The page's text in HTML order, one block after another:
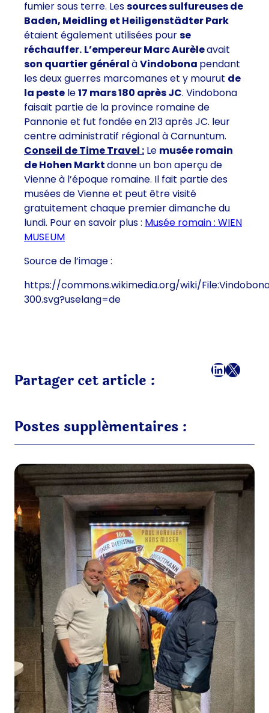
fumier sous terre. Lessources sulfureuses de
Baden, Meidling et Heiligenstädter Park
étaient également utilisées pourse
réchauffer. L’empereur Marc Aurèleavait
son quartier généralàVindobona pendant
les deux guerres marcomanes et y mourut de
la peste le17 mars 180 après JC. Vindobona
faisait partie de la province romaine de
Pannonie et fut fondée en 213 après JC. leur
centre administratif régional à Carnuntum.
Conseil de Time Travel : Le musée romain
de Hohen Marktdonne un bon aperçu de
Vienne à l’époque romaine. Il fait partie des
musées de Vienne et peut être visité
gratuitement chaque premier dimanche du
lundi. Pour en savoir plus : Musée romain : WIEN
MUSEUM
Source de l’image :
https://commons.wikimedia.org/wiki/
300.svg?uselang=de
Partager cet article :
Facebook
LinkedIn
X E-
Postes supplémentaires :